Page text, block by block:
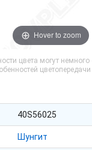
Hover to zoom
цвета могут немного
40S56025
Шунгит